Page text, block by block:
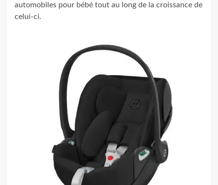
automobiles pour bébé tout au long de la croissance de
celui-ci.